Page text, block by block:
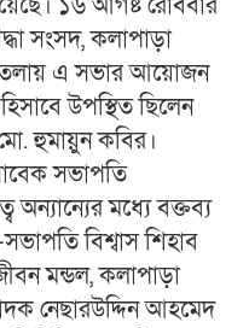
সংসদ, কলাপাড়া
তলায় এ সভার আয়োজন
উপস্থিত ছিলেন
হুমায়ুন কবির।
সভাপতি
অন্যান্যের মধ্যে বক্তব্য
বিশ্বাস শিহাব
মন্ডল, কলাপাড়া
নেছারউদ্দিন আহমেদ